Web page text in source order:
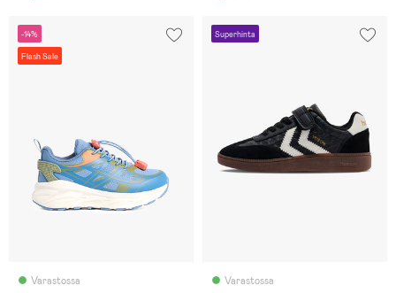
-14%
Flash Sale
Varastossa
Superhinta
Varastossa